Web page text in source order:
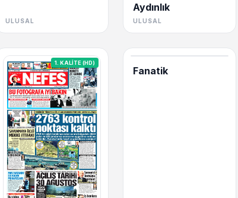
ULUSAL
Aydınlık
ULUSAL
1. KALİTE (HD)
Fanatik